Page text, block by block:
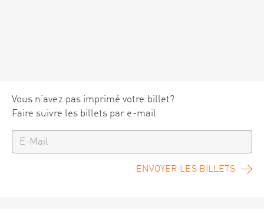
Vous n’avez pas imprimé votre billet?
Faire suivre les billets par e-mail
ENVOYER LES BILLETS